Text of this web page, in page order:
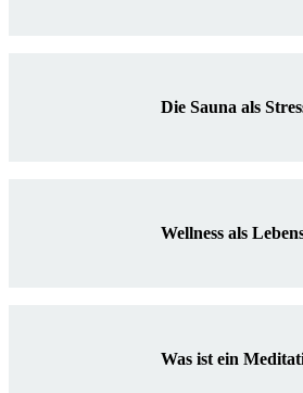
Die Sauna als
Wellness als
Was ist ein